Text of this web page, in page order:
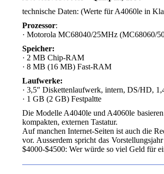
technische Daten: (Werte für A4060le in
Prozessor:
· Motorola MC68040/25MHz (MC68060/
Speicher:
· 2 MB Chip-RAM
· 8 MB (16 MB) Fast-RAM
Laufwerke:
· 3,5″ Diskettenlaufwerk, intern, DS/HD,
· 1 GB (2 GB) Festpaltte
Die Modelle A4040le und A4060le
kompakten, externen Tastatur.
Auf manchen Internet-Seiten ist auch die
vor. Ausserdem spricht das
$4000-$4500: Wer würde so viel Geld für